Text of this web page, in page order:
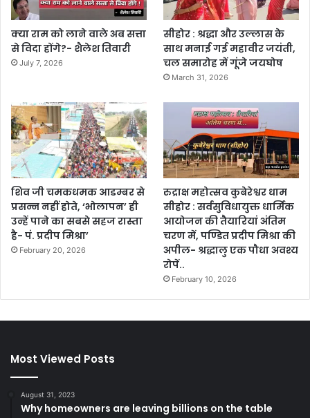
क्या राम को लाने वाले अब सत्ता
से विदा होंगे?- शैलेश तिवारी
July 7, 2026
सीहोर : श्रद्धा और उल्लास के
साथ मनाई गई महावीर जयंती,
चल समारोह में गूंजे जयघोष
March 31, 2026
शिव जी चमकधमक आडम्बर से
प्रसन्न नहीं होते, ‘भोलापन’ ही
उन्हें पाने का सबसे सहज रास्ता
है- पं. प्रदीप मिश्रा’
February 20, 2026
रुद्राक्ष महोत्सव कुबेरेश्वर धाम
सीहोर : सर्वसुविधायुक्त धार्मिक
आयोजन की तैयारियां अंतिम
चरण में, पण्डित प्रदीप मिश्रा की
अपील- श्रद्धालु एक पौधा अवश्य
रोपें..
February 10, 2026
Most Viewed Posts
August 31, 2023
Why homeowners are leaving billions on the table